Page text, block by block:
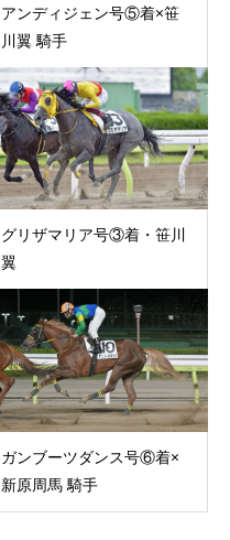
アンディジェン号⑤着×笹
川翼 騎手
グリザマリア号③着・笹川
翼
ガンブーツダンス号⑥着×
新原周馬 騎手